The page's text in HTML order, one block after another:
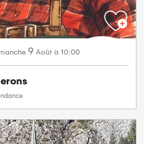
9 Août à 10:00